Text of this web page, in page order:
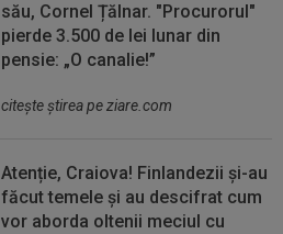
său, Cornel Țălnar. "Procurorul"
pierde 3.500 de lei lunar din
pensie: „O canalie!”
citeşte ştirea pe ziare.com
Atenție, Craiova! Finlandezii și-au
făcut temele și au descifrat cum
vor aborda oltenii meciul cu